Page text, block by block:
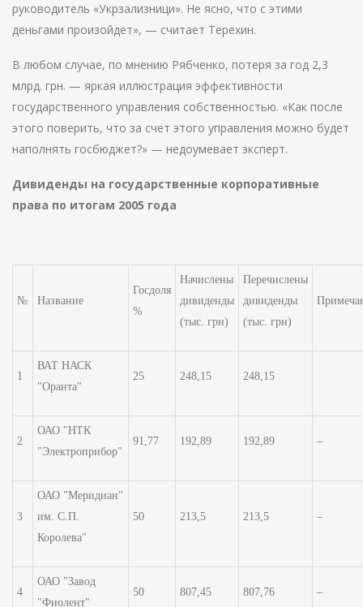
руководитель «Укрзализници». Не ясно, что с этими
деньгами произойдет», — считает Терехин.
В любом случае, по мнению Рябченко, потеря за год 2,3
млрд. грн. — яркая иллюстрация эффективности
государственного управления собственностью. «Как после
этого поверить, что за счет этого управления можно будет
наполнять госбюджет?» — недоумевает эксперт.
Дивиденды на государственные корпоративные
права по итогам 2005 года
№ Название
Госдоля
%
Начислены
дивиденды
(тыс. грн)
Перечислены
дивиденды
(тыс. грн)
1
ВАТ НАСК
"Оранта"
25 248,15 248,15
2
ОАО "НТК
"Электроприбор"
91,77 192,89 192,89 –
3
ОАО "Меридиан"
им. С.П.
Королева"
50 213,5 213,5 –
4
ОАО "Завод
"Фиолент"
50 807,45 807,76 –